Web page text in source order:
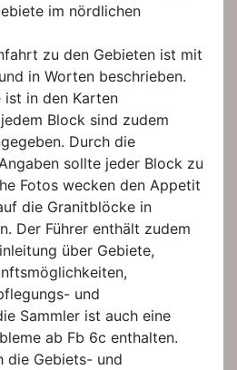
im nördlichen
zu den Gebieten ist mit
in Worten beschrieben.
ist in den Karten
Block sind zudem
Durch die
sollte jeder Block zu
Fotos wecken den Appetit
die Granitblöcke in
Der Führer enthält zudem
über Gebiete,
und
Sammler ist auch eine
ab Fb 6c enthalten.
die Gebiets- und